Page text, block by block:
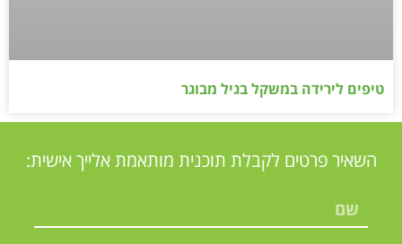
טיפים לירידה במשקל בגיל מבוגר
השאיר פרטים לקבלת תוכנית מותאמת אלייך אישית: